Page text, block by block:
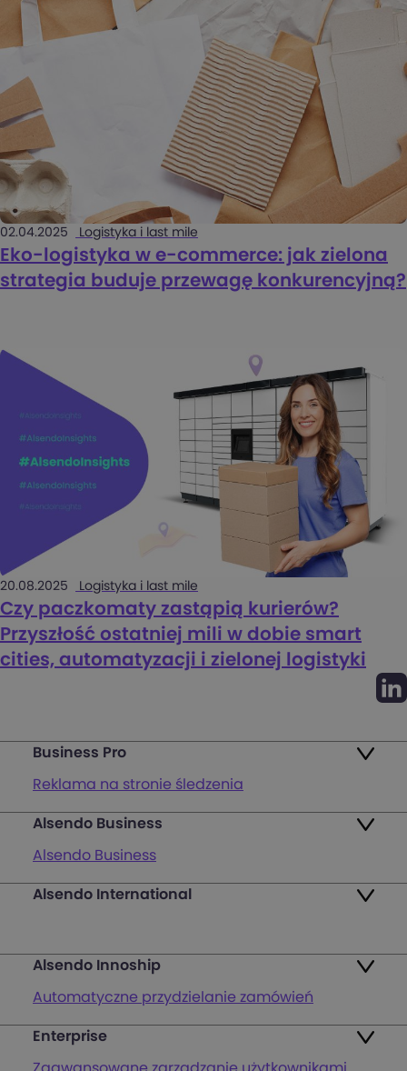
02.04.2025 Logistyka i last mile
Eko-logistyka w e-commerce: jak zielona
strategia buduje przewagę konkurencyjną?
20.08.2025 Logistyka i last mile
Czy paczkomaty zastąpią kurierów?
Przyszłość ostatniej mili w dobie smart
cities, automatyzacji i zielonej logistyki
Business Pro
Reklama na stronie śledzenia
Mapa punktów
Zwroty
Zaloguj się
Zarejestruj się
Alsendo Business
Alsendo Business
Przesyłki krajowe
Przesyłki transgraniczne
Mapa punktów nadania i odbioru
Alsendo International
Alsendo Innoship
Automatyczne przydzielanie zamówień
Generowanie etykiet wysyłkowych
Enterprise